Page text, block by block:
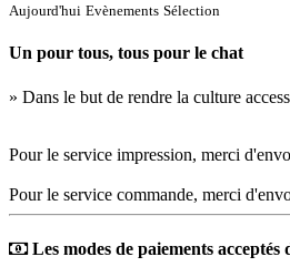
Aujourd'hui Evènements Sélection
Un pour tous, tous pour le chat
» Dans le but de rendre la culture
Pour le service impression, merci
Pour le service commande, merci
Les modes de paiements